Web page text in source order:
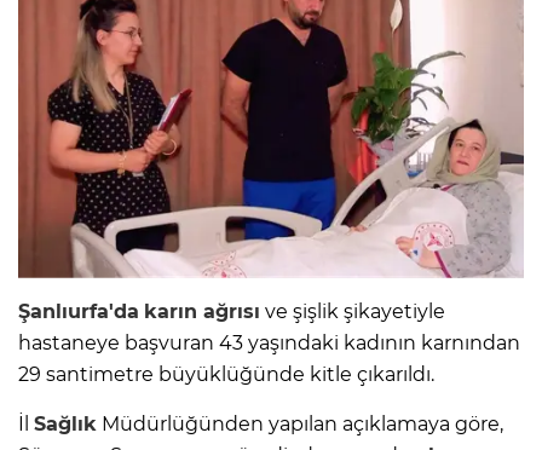
Şanlıurfa'da karın ağrısı ve şişlik şikayetiyle
hastaneye başvuran 43 yaşındaki kadının karnından
29 santimetre büyüklüğünde kitle çıkarıldı.
İl Sağlık Müdürlüğünden yapılan açıklamaya göre,